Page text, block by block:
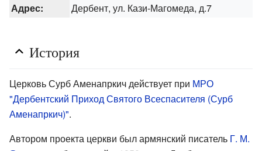
Адрес:
Дербент, ул. Кази-Магомеда, д.7
История
Церковь Сурб Аменапркич действует при МРО
"Дербентский Приход Святого Всеспасителя (Сурб
Аменапркич)".
Автором проекта церкви был армянский писатель Г. М.